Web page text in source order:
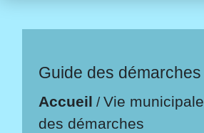
Guide des démarches
Accueil /Vie municipale
des démarches